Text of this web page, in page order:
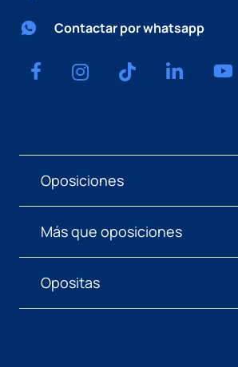
Contactar por whatsapp
Oposiciones
Más que oposiciones
Opositas